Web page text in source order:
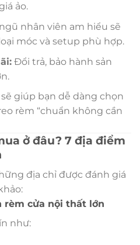
ảo.
nhân viên am hiểu sẽ
móc và setup phù hợp.
Đổi trả, bảo hành sản
giúp bạn dễ dàng chọn
rèm “chuẩn không cần
ở đâu? 7 địa điểm
địa chỉ được đánh giá
rèm cửa nội thất lớn
như: